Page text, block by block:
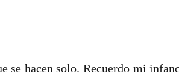
hacen solo. Recuerdo mi